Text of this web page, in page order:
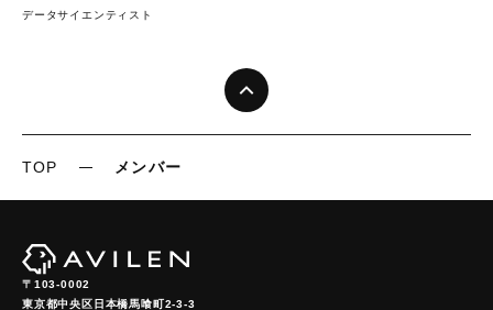
データサイエンティスト
TOP メンバー
〒103-0002
東京都中央区日本橋馬喰町2-3-3